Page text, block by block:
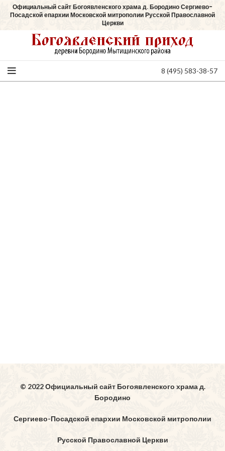
Официальный сайт Богоявленского храма д. Бородино Сергиево-
Посадской епархии Московской митрополии Русской Православной
Церкви
8 (495) 583-38-57
© 2022 Официальный сайт Богоявленского храма д.
Бородино
Сергиево-Посадской епархии Московской митрополии
Русской Православной Церкви